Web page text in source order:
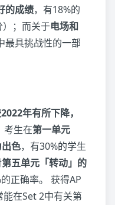
的成绩，有18%的
；而关于电场和
最具挑战性的一部
年有所下降，
考生在第一单元
出色，有30%的学生
第五单元「转动」的
正确率。 获得AP
在Set 2中有关第